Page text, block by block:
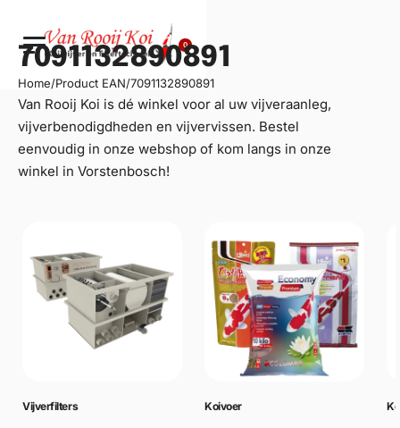
0
7091132890891
Home/Product EAN/7091132890891
Van Rooij Koi is dé winkel voor al uw vijveraanleg,
vijverbenodigdheden en vijvervissen. Bestel
eenvoudig in onze webshop of kom langs in onze
winkel in Vorstenbosch!
Vijverfilters Koivoer